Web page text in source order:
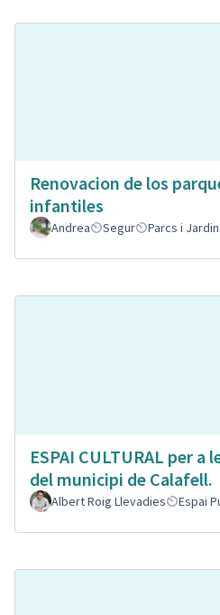
Renovacion de los
infantiles
Andrea Segur Parcs i
ESPAI CULTURAL per a
del municipi de Calafell.
Albert Roig Llevadies Espai